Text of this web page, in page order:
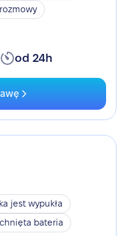
od 24h
jest wypukła
bateria